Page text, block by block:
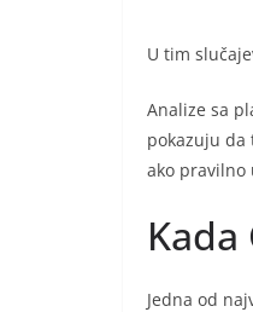
U tim
Analize sa
pokazuju da
ako pravilno
Jedna od